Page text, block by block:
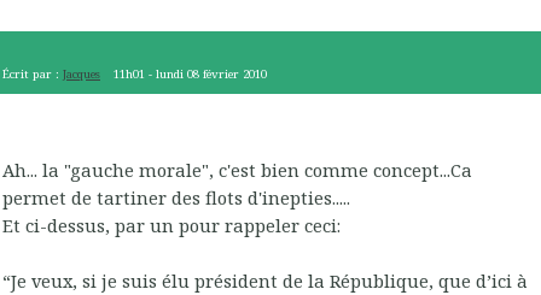
Écrit par : Jacques 11h01 -lundi 08 février 2010
Ah... la "gauche morale", c'est bien comme concept...Ca
permet de tartiner des flots d'inepties.....
Et ci-dessus, par un pour rappeler ceci:
“Je veux, si je suis élu président de la République, que d’ici à